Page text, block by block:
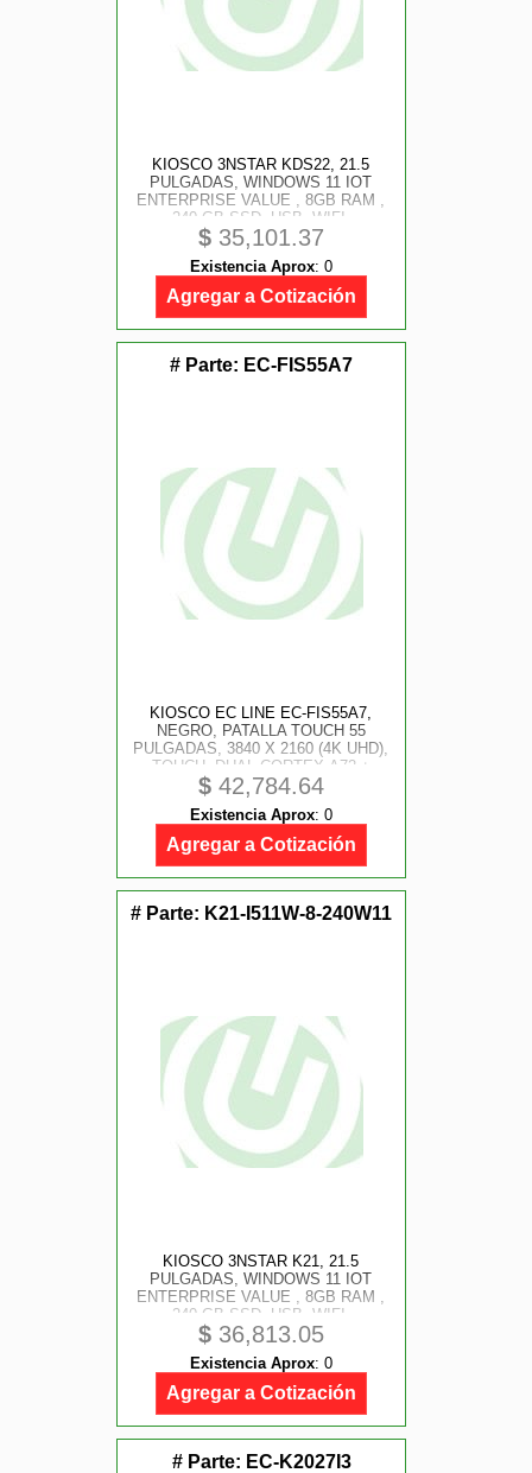
KIOSCO 3NSTAR KDS22, 21.5
PULGADAS, WINDOWS 11 IOT
ENTERPRISE VALUE , 8GB RAM ,
240 GB SSD, USB, WIFI,
ETHERNET RED, BLUETOOTH,
INTEL CORE I5 TH GENERACION,
2.0 GHZ., ALTAVOCES INTEGRADO
$ 35,101.37
Existencia Aprox: 0
Agregar a Cotización
# Parte: EC-FIS55A7
KIOSCO EC LINE EC-FIS55A7,
NEGRO, PATALLA TOUCH 55
PULGADAS, 3840 X 2160 (4K UHD),
TOUCH, DUAL CORTEX-A72 +
QUAD CORTEX-A53, 4GB RAM,
32GB, WIFI, RJ45, USB, ANDROID
7.1, SOPORTE A PISO
$ 42,784.64
Existencia Aprox: 0
Agregar a Cotización
# Parte: K21-I511W-8-240W11
KIOSCO 3NSTAR K21, 21.5
PULGADAS, WINDOWS 11 IOT
ENTERPRISE VALUE , 8GB RAM ,
240 GB SSD, USB, WIFI,
ETHERNET RED, BLUETOOTH,
INTEL CORE I5 TH GENERACION,
2.0 GHZ.
$ 36,813.05
Existencia Aprox: 0
Agregar a Cotización
# Parte: EC-K2027I3